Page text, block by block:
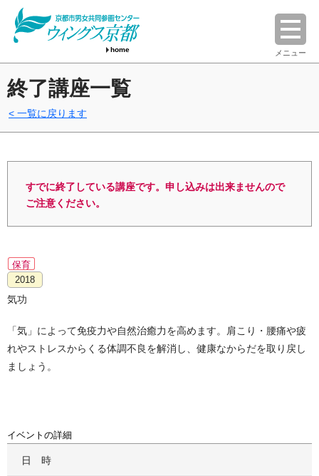
home メニュー
終了講座一覧
一覧に戻ります
すでに終了している講座です。申し込みは出来ませんので
ご注意ください。
保育
2018
気功
「気」によって免疫力や自然治癒力を高めます。肩こり・腰痛や疲
れやストレスからくる体調不良を解消し、健康なからだを取り戻し
ましょう。
イベントの詳細
日時